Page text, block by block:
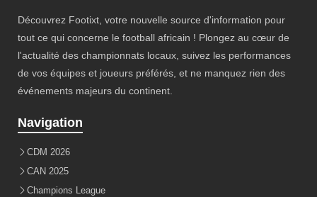
Découvrez Footixt, votre nouvelle source d'information pour
tout ce qui concerne le football africain ! Plongez au cœur de
l'actualité des championnats locaux, suivez les performances
de vos équipes et joueurs préférés, et ne manquez rien des
événements majeurs du continent.
Navigation
CDM 2026
CAN 2025
Champions League